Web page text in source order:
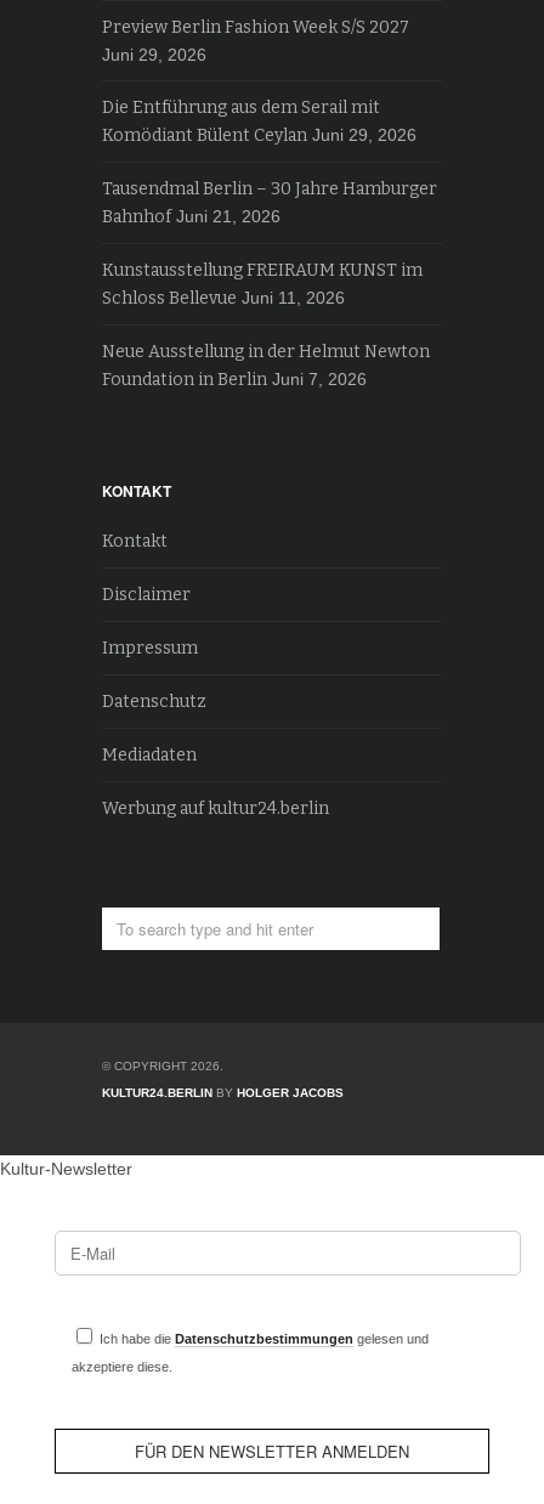
Preview Berlin Fashion Week S/S 2027
Juni 29, 2026
Die Entführung aus dem Serail mit
Komödiant Bülent Ceylan Juni 29, 2026
Tausendmal Berlin – 30 Jahre Hamburger
Bahnhof Juni 21, 2026
Kunstausstellung FREIRAUM KUNST im
Schloss Bellevue Juni 11, 2026
Neue Ausstellung in der Helmut Newton
Foundation in Berlin Juni 7, 2026
KONTAKT
Kontakt
Disclaimer
Impressum
Datenschutz
Mediadaten
Werbung auf kultur24.berlin
© COPYRIGHT 2026.
KULTUR24.BERLINBY HOLGER JACOBS
Kultur-Newsletter
Ich habe die Datenschutzbestimmungen gelesen und
akzeptiere diese.